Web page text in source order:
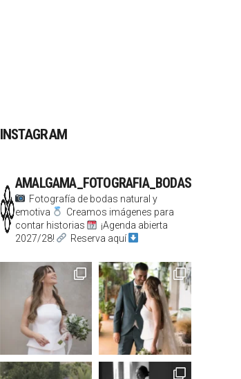
INSTAGRAM
AMALGAMA_FOTOGRAFIA_BODAS
Fotografía de bodas natural y
emotiva
Creamos imágenes para
contar historias
¡Agenda abierta
2027/28!
Reserva aquí